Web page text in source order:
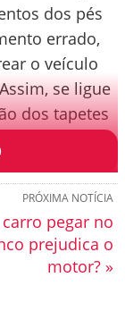
dos pés
errado,
o veículo
se ligue
dos tapetes
PRÓXIMA NOTÍCIA
carro pegar no
prejudica o
motor? »